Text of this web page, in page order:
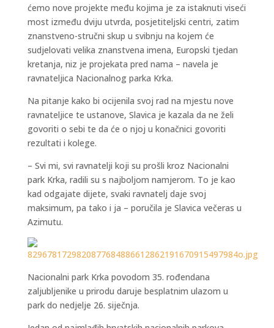
ćemo nove projekte među kojima je za istaknuti viseći
most između dviju utvrda, posjetiteljski centri, zatim
znanstveno-stručni skup u svibnju na kojem će
sudjelovati velika znanstvena imena, Europski tjedan
kretanja, niz je projekata pred nama – navela je
ravnateljica Nacionalnog parka Krka.
Na pitanje kako bi ocijenila svoj rad na mjestu nove
ravnateljice te ustanove, Slavica je kazala da ne želi
govoriti o sebi te da će o njoj u konačnici govoriti
rezultati i kolege.
– Svi mi, svi ravnatelji koji su prošli kroz Nacionalni
park Krka, radili su s najboljom namjerom. To je kao
kad odgajate dijete, svaki ravnatelj daje svoj
maksimum, pa tako i ja – poručila je Slavica večeras u
Azimutu.
Nacionalni park Krka povodom 35. rođendana
zaljubljenike u prirodu daruje besplatnim ulazom u
park do nedjelje 26. siječnja.